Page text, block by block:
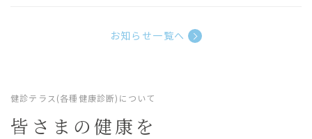
お知らせ一覧へ
健診テラス(各種健康診断)について
皆さまの健康を